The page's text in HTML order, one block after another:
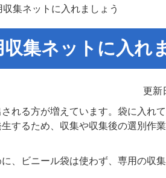
集ネットに入れましょう
集ネットに入れ
更新
れる方が増えています。袋に入れ
するため、収集や収集後の選別作
、ビニール袋は使わず、専用の収